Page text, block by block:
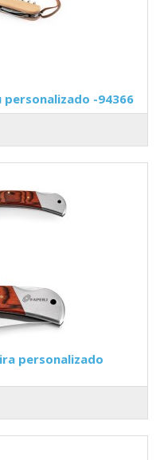
personalizado -94366
personalizado